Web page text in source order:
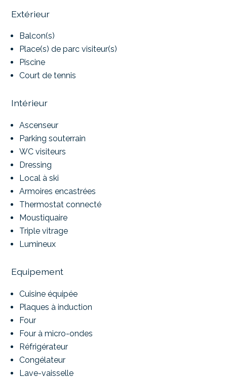
Extérieur
Balcon(s)
Place(s) de parc visiteur(s)
Piscine
Court de tennis
Intérieur
Ascenseur
Parking souterrain
WC visiteurs
Dressing
Local à ski
Armoires encastrées
Thermostat connecté
Moustiquaire
Triple vitrage
Lumineux
Equipement
Cuisine équipée
Plaques à induction
Four
Four à micro-ondes
Réfrigérateur
Congélateur
Lave-vaisselle